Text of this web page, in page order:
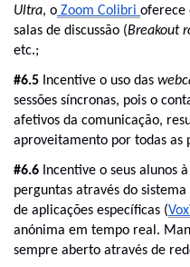
Ultra, o Zoom Colibri oferece
salas de discussão (Breakout
etc.;
#6.5 Incentive o uso das
sessões síncronas, pois o
afetivos da comunicação,
aproveitamento por todas as
#6.6 Incentive o seus alunos
perguntas através do
de aplicações específicas (
anónima em tempo real.
sempre aberto através de